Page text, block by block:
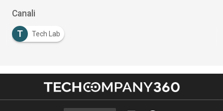
Canali
T Tech Lab